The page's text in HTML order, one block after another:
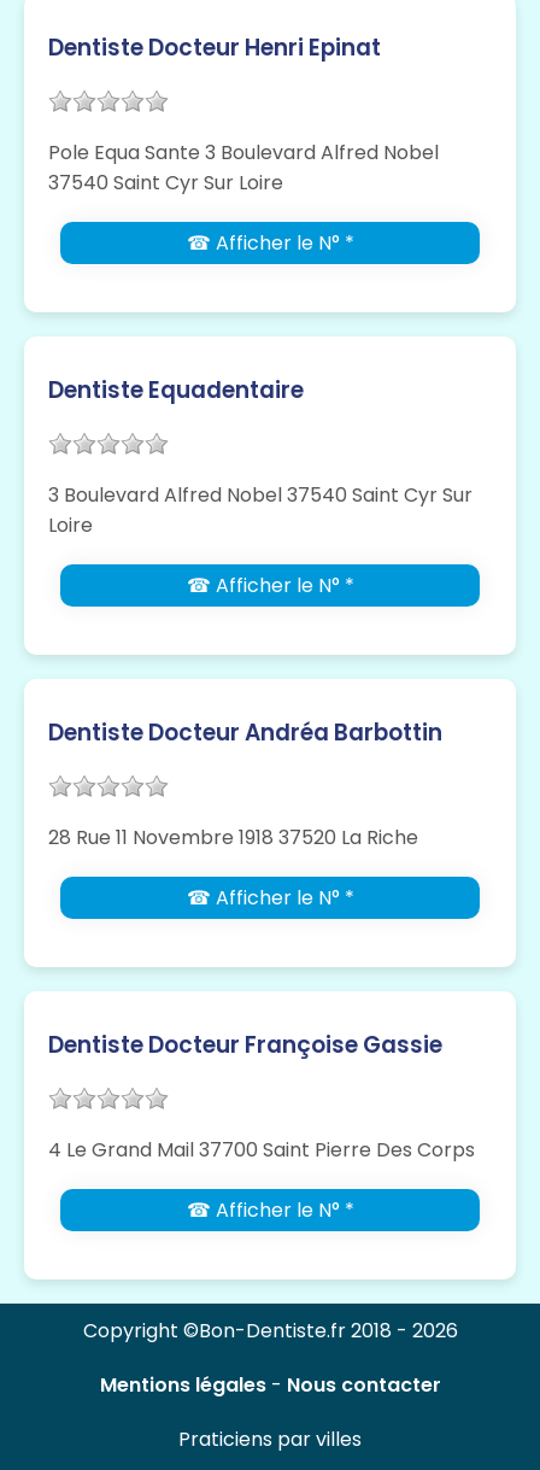
Dentiste Docteur Henri Epinat
Pole Equa Sante 3 Boulevard Alfred Nobel
37540 Saint Cyr Sur Loire
☎ Afficher le N° *
Dentiste Equadentaire
3 Boulevard Alfred Nobel 37540 Saint Cyr Sur
Loire
☎ Afficher le N° *
Dentiste Docteur Andréa Barbottin
28 Rue 11 Novembre 1918 37520 La Riche
☎ Afficher le N° *
Dentiste Docteur Françoise Gassie
4 Le Grand Mail 37700 Saint Pierre Des Corps
☎ Afficher le N° *
Copyright ©Bon-Dentiste.fr 2018 - 2026
Mentions légales- Nous contacter
Praticiens par villes